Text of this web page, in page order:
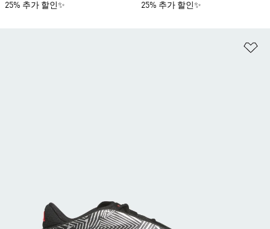
25% 추가 할인✨
25% 추가 할인✨